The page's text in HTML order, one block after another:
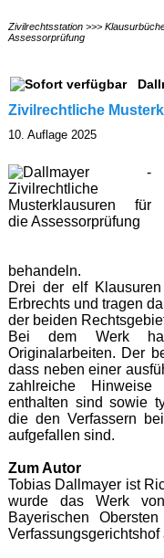
Zivilrechtsstation>>>
Assessorprüfung
Zivilrechtliche
10. Auflage 2025
behandeln.
Drei der elf
Erbrechts und tragen
der beiden
Bei dem Werk
Originalarbeiten. Der
dass neben einer
zahlreiche
enthalten sind sowie
die den Verfassern
aufgefallen sind.
Zum Autor
Tobias Dallmayer ist
wurde das Werk
Bayerischen
Verfassungsgerichtshof